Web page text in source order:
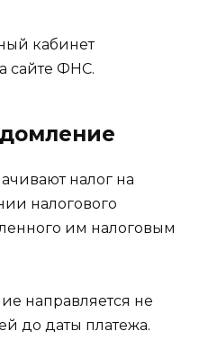
кабинет
сайте ФНС.
налог на
налогового
им налоговым
направляется не
до даты платежа.